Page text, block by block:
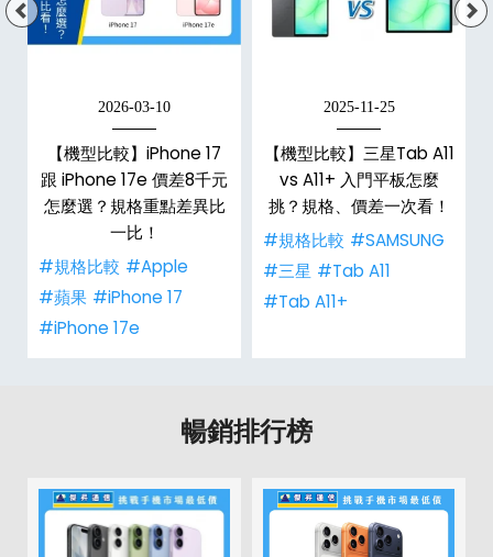
2026-03-10
【機型比較】iPhone 17
跟 iPhone 17e 價差8千元
怎麼選？規格重點差異比
一比！
#規格比較 #Apple
#蘋果 #iPhone 17
#iPhone 17e
2025-11-25
【機型比較】三星Tab A11
vs A11+ 入門平板怎麼
挑？規格、價差一次看！
#規格比較 #SAMSUNG
#三星 #Tab A11
#Tab A11+
暢銷排行榜